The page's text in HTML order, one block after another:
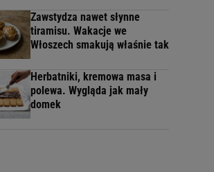
Zawstydza nawet słynne
tiramisu. Wakacje we
Włoszech smakują właśnie tak
Herbatniki, kremowa masa i
polewa. Wygląda jak mały
domek